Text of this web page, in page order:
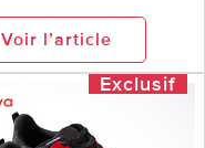
Voir l’article
Exclusif